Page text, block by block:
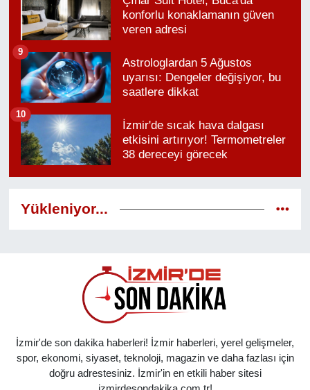
konforlu konaklamanın güven
veren adresi
Astrologlardan 5 Ağustos
uyarısı: Dengeler değişiyor, bu
saatlere dikkat
9
İzmir'de sıcak hava dalgası
etkisini artırıyor! Termometreler
38 dereceyi görecek
10
Yükleniyor...
İzmir'de son dakika haberleri! İzmir haberleri, yerel gelişmeler,
spor, ekonomi, siyaset, teknoloji, magazin ve daha fazlası için
doğru adrestesiniz. İzmir'in en etkili haber sitesi